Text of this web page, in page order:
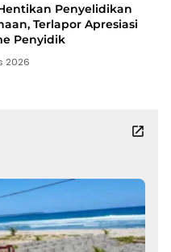
Penyelidikan
Terlapor Apresiasi
Penyidik
2026